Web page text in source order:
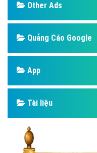
Other Ads
Quảng Cáo Google
App
Tài liệu